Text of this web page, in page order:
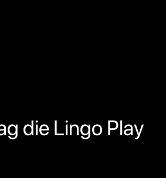
die Lingo Play